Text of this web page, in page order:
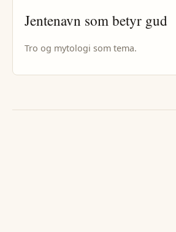
Jentenavn som betyr gud
Tro og mytologi som tema.